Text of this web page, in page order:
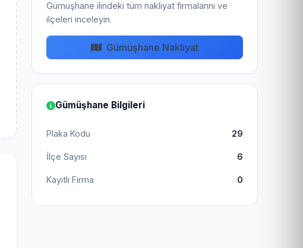
Gümüşhane ilindeki tüm nakliyat firmalarını ve
ilçeleri inceleyin.
Gümüşhane Nakliyat
Gümüşhane Bilgileri
Plaka Kodu 29
İlçe Sayısı 6
Kayıtlı Firma 0